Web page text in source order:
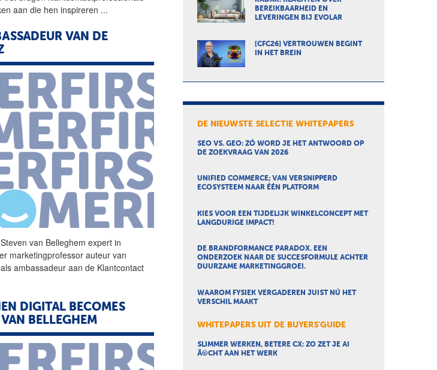
aan die hen inspireren ...
VAN DE
Steven van Belleghem expert in
marketingprofessor auteurvan
ambassadeur aan de Klantcontact
DIGITAL BECOMES
VAN BELLEGHEM
BEREIKBAARHEID EN
LEVERINGEN BIJ EVOLAR
[CFC26] VERTROUWEN BEGINT
IN HET BREIN
DE NIEUWSTE SELECTIE WHITEPAPERS
SEO VS. GEO: ZÓ WORD JE HET ANTWOORD OP
DE ZOEKVRAAG VAN 2026
UNIFIED COMMERCE; VAN VERSNIPPERD
ECOSYSTEEM NAAR ÉÉN PLATFORM
KIES VOOR EEN TIJDELIJK WINKELCONCEPT MET
LANGDURIGE IMPACT!
DE BRANDFORMANCE PARADOX. EEN
ONDERZOEK NAAR DE SUCCESFORMULE ACHTER
DUURZAME MARKETINGGROEI.
WAAROM FYSIEK VERGADEREN JUIST NÚ HET
VERSCHIL MAAKT
WHITEPAPERS UIT DE BUYERS'GUIDE
SLIMMER WERKEN, BETERE CX: ZO ZET JE AI
Ã©CHT AAN HET WERK